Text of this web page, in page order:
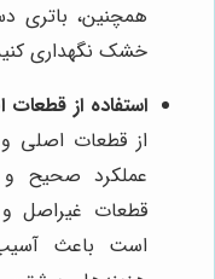
همچنین، باتری
خشک نگهداری
استفاده از قطعات
از قطعات اصلی و
عملکرد صحیح
قطعات غیراصل و
است باعث